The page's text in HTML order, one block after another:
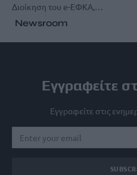
Διοίκηση του e-ΕΦΚΑ,…
Newsroom
Εγγραφείτε
Εγγραφείτε στις